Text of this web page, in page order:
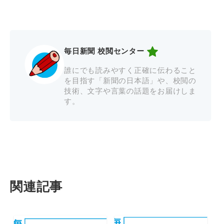
毎日新聞 校閲センター
誰にでも読みやすく正確に伝わること
を目指す「新聞の日本語」や、校閲の
技術、文字や言葉の話題をお届けしま
す。
関連記事